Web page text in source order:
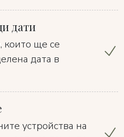
дати
които ще се
дата в
устройства на